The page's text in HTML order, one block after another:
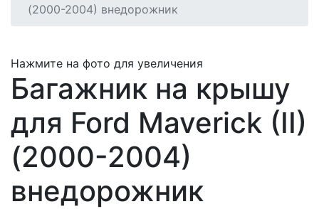
(2000-2004) внедорожник
Нажмите на фото для увеличения
Багажник на крышу
для Ford Maverick (II)
(2000-2004)
внедорожник